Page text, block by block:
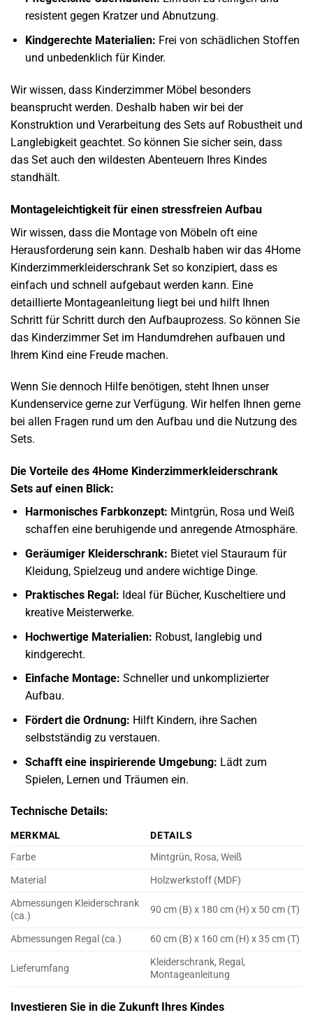
resistent gegen Kratzer und Abnutzung.
Kindgerechte Materialien: Frei von schädlichen Stoffen
und unbedenklich für Kinder.
Wir wissen, dass Kinderzimmer Möbel besonders
beansprucht werden. Deshalb haben wir bei der
Konstruktion und Verarbeitung des Sets auf Robustheit und
Langlebigkeit geachtet. So können Sie sicher sein, dass
das Set auch den wildesten Abenteuern Ihres Kindes
standhält.
Montageleichtigkeit für einen stressfreien Aufbau
Wir wissen, dass die Montage von Möbeln oft eine
Herausforderung sein kann. Deshalb haben wir das 4Home
Kinderzimmerkleiderschrank Set so konzipiert, dass es
einfach und schnell aufgebaut werden kann. Eine
detaillierte Montageanleitung liegt bei und hilft Ihnen
Schritt für Schritt durch den Aufbauprozess. So können Sie
das Kinderzimmer Set im Handumdrehen aufbauen und
Ihrem Kind eine Freude machen.
Wenn Sie dennoch Hilfe benötigen, steht Ihnen unser
Kundenservice gerne zur Verfügung. Wir helfen Ihnen gerne
bei allen Fragen rund um den Aufbau und die Nutzung des
Sets.
Die Vorteile des 4Home Kinderzimmerkleiderschrank
Sets auf einen Blick:
Harmonisches Farbkonzept: Mintgrün, Rosa und Weiß
schaffen eine beruhigende und anregende Atmosphäre.
Geräumiger Kleiderschrank: Bietet viel Stauraum für
Kleidung, Spielzeug und andere wichtige Dinge.
Praktisches Regal: Ideal für Bücher, Kuscheltiere und
kreative Meisterwerke.
Hochwertige Materialien: Robust, langlebig und
kindgerecht.
Einfache Montage: Schneller und unkomplizierter
Aufbau.
Fördert die Ordnung: Hilft Kindern, ihre Sachen
selbstständig zu verstauen.
Schafft eine inspirierende Umgebung: Lädt zum
Spielen, Lernen und Träumen ein.
Technische Details:
MERKMAL
DETAILS
Farbe
Mintgrün, Rosa, Weiß
Material
Holzwerkstoff (MDF)
Abmessungen Kleiderschrank
(ca.)
90 cm (B) x 180 cm (H) x 50 cm (T)
Abmessungen Regal (ca.) 60 cm (B) x 160 cm (H) x 35 cm (T)
Lieferumfang
Kleiderschrank, Regal,
Montageanleitung
Investieren Sie in die Zukunft Ihres Kindes